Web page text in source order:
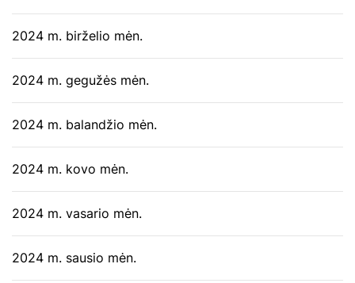
2024 m. birželio mėn.
2024 m. gegužės mėn.
2024 m. balandžio mėn.
2024 m. kovo mėn.
2024 m. vasario mėn.
2024 m. sausio mėn.